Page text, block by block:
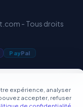
- Tous droits
PayPal
expérience, analyser
accepter, refuser